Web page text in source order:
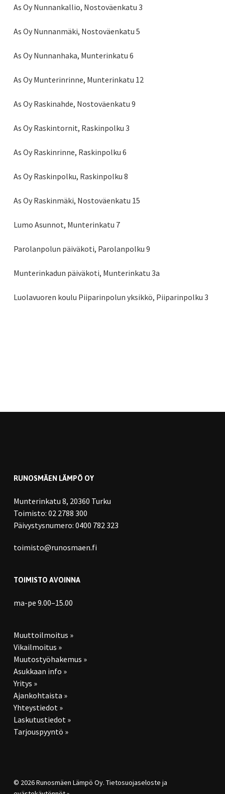
As Oy Nunnankallio, Nostoväenkatu 3
As Oy Nunnanmäki, Nostoväenkatu 5
As Oy Nunnanhaka, Munterinkatu 6
As Oy Munterinrinne, Munterinkatu 12
As Oy Raskinahde, Nostoväenkatu 9
As Oy Raskintornit, Raskinpolku 3
As Oy Raskinrinne, Raskinpolku 6
As Oy Raskinpolku, Raskinpolku 8
As Oy Raskinmäki, Nostoväenkatu 15
Lumo Asunnot, Munterinkatu 7
Parolanpolun päiväkoti, Parolanpolku 9
Munterinkadun päiväkoti, Munterinkatu 3a
Luolavuoren koulu Piiparinpolun yksikkö, Piiparinpolku 3
RUNOSMÄEN LÄMPÖ OY
Munterinkatu 8, 20360 Turku
Toimisto: 02 2788 300
Päivystysnumero: 0400 782 323
toimisto@runosmaen.fi
TOIMISTO AVOINNA
ma-pe 9.00–15.00
Muuttoilmoitus »
Vikailmoitus »
Muutostyöhakemus »
Asukkaan info »
Yritys »
Ajankohtaista »
Yhteystiedot »
Laskutustiedot »
Tarjouspyyntö »
© 2026 Runosmäen Lämpö Oy. Tietosuojaseloste ja